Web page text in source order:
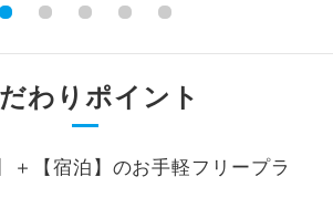
わりポイント
＋【宿泊】のお手軽フリープラ
事の心配はいりません。（機内食を除
だけます。
周りの音を気にせず、ガイドさんの説明
をじっくり聞くことができます。